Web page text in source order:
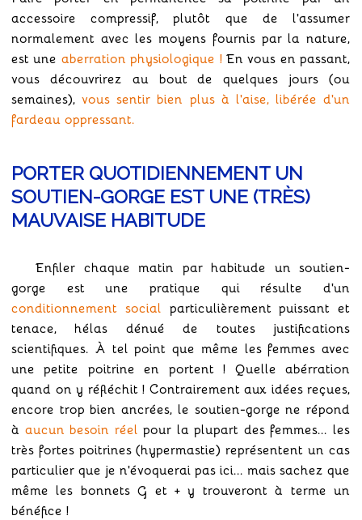
accessoire compressif, plutôt que de l'assumer
normalement avec les moyens fournis par la nature,
est une aberration physiologique !En vous en passant,
vous découvrirez au bout de quelques jours (ou
semaines),vous sentir bien plus à l'aise, libérée d'un
fardeau oppressant.
PORTER QUOTIDIENNEMENT UN
SOUTIEN-GORGE EST UNE (TRÈS)
MAUVAISE HABITUDE
Enfiler chaque matin par habitude un soutien-
gorge est une pratique qui résulte d'un
conditionnement social particulièrement puissant et
tenace, hélas dénué de toutes justifications
scientifiques. À tel point que même les femmes avec
une petite poitrine en portent ! Quelle abérration
quand on y réfléchit ! Contrairement aux idées reçues,
encore trop bien ancrées, le soutien-gorge ne répond
à aucun besoin réel pour la plupart des femmes... les
très fortes poitrines (hypermastie) représentent un cas
particulier que je n'évoquerai pas ici... mais sachez que
même les bonnets G et + y trouveront à terme un
bénéfice !